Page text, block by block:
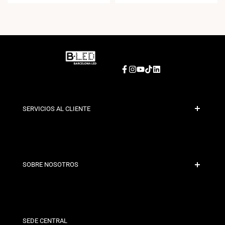
Facebook
Instagram
YouTube
TikTokLinkedIn
SERVICIOS AL CLIENTE
Contacto
SOBRE NOSOTROS
Nuestras Tiendas
SEDE CENTRAL